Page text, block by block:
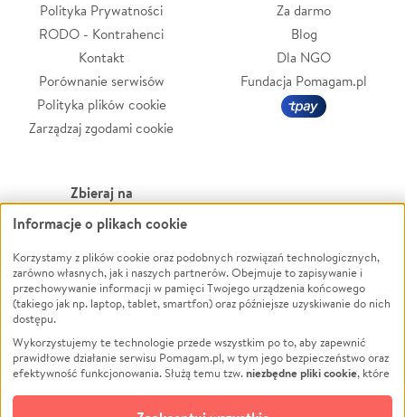
Polityka Prywatności
RODO - Kontrahenci
Kontakt
Porównanie serwisów
Polityka plików cookie
Zarządzaj zgodami cookie
Za darmo
Blog
Dla NGO
Fundacja Pomagam.pl
Zbieraj na
Leczenie
Zwierzęta
Pożar
Ukraina
Pomoc Finansowa
Projekty
Pogrzeb
Powódź
Wichura
NGO
Edukacja
Podróż
Impreza
Informacje o plikach cookie
Korzystamy z plików cookie oraz podobnych rozwiązań technologicznych,
zarówno własnych, jak i naszych partnerów. Obejmuje to zapisywanie i
przechowywanie informacji w pamięci Twojego urządzenia końcowego
(takiego jak np. laptop, tablet, smartfon) oraz późniejsze uzyskiwanie do nich
dostępu.
Wykorzystujemy te technologie przede wszystkim po to, aby zapewnić
prawidłowe działanie serwisu Pomagam.pl, w tym jego bezpieczeństwo oraz
efektywność funkcjonowania. Służą temu tzw.niezbędne pliki cookie, które
opcjonalnych plików cookie